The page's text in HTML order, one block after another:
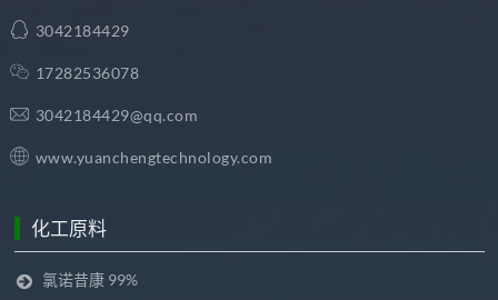
3042184429
17282536078
3042184429@qq.com
www.yuanchengtechnology.com
化工原料
氯诺昔康 99%